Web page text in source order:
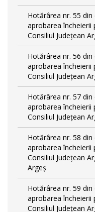
Hotărârea nr. 55
aprobarea
Consiliul Județean
Hotărârea nr. 56
aprobarea
Consiliul Județean
Hotărârea nr. 57
aprobarea
Consiliul Județean
Hotărârea nr. 58
aprobarea
Consiliul Județean
Argeș
Hotărârea nr. 59
aprobarea
Consiliul Județean